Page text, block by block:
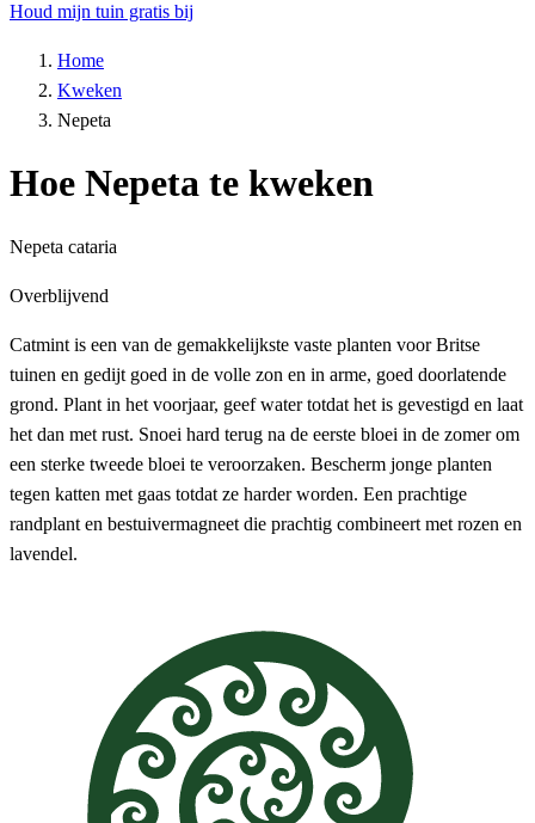
Houd mijn tuin gratis bij
Home
Kweken
Nepeta
Hoe Nepeta te kweken
Nepeta cataria
Overblijvend
Catmint is een van de gemakkelijkste vaste planten voor Britse
tuinen en gedijt goed in de volle zon en in arme, goed doorlatende
grond. Plant in het voorjaar, geef water totdat het is gevestigd en laat
het dan met rust. Snoei hard terug na de eerste bloei in de zomer om
een ​​sterke tweede bloei te veroorzaken. Bescherm jonge planten
tegen katten met gaas totdat ze harder worden. Een prachtige
randplant en bestuivermagneet die prachtig combineert met rozen en
lavendel.